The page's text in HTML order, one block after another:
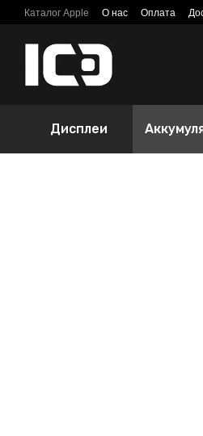
Перейти к основному контенту
Каталог Apple О нас Оплата
Дисплеи